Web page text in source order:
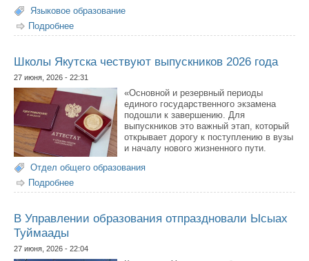
Языковое образование
Подробнее
культуры наградили на Ысыахе Туймаады
Школы Якутска чествуют выпускников 2026 года
27 июня, 2026 - 22:31
«Основной и резервный периоды
единого государственного экзамена
подошли к завершению. Для
выпускников это важный этап, который
открывает дорогу к поступлению в вузы
и началу нового жизненного пути.
Отдел общего образования
Подробнее
В Управлении образования отпраздновали Ысыах
Туймаады
27 июня, 2026 - 22:04